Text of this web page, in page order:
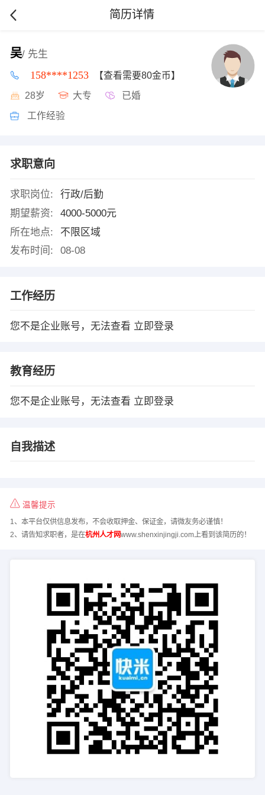
简历详情
吴/ 先生
158****1253 【查看需要80金币】
28岁 大专 已婚
工作经验
求职意向
求职岗位:
行政/后勤
期望薪资:
4000-5000元
所在地点:
不限区域
发布时间:
08-08
工作经历
您不是企业账号，无法查看 立即登录
教育经历
您不是企业账号，无法查看 立即登录
自我描述
温馨提示
1、本平台仅供信息发布，不会收取押金、保证金，请微友务必谨慎！
2、请告知求职者，是在杭州人才网www.shenxinjingji.com上看到该简历的！